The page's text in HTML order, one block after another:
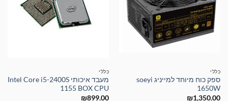
כללי
ספק כוח מיוחד למייניג soeyi
1650W
₪1,350.00
כללי
מעבד איכותי Intel Core i5-2400S
1155 BOX CPU
₪899.00